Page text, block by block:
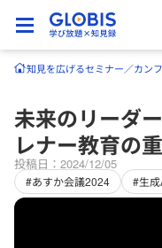
知見を広げるセミナー／カン
未来のリーダ
レナー教育の
投稿日：2024/12/05
#あすか会議2024 #生